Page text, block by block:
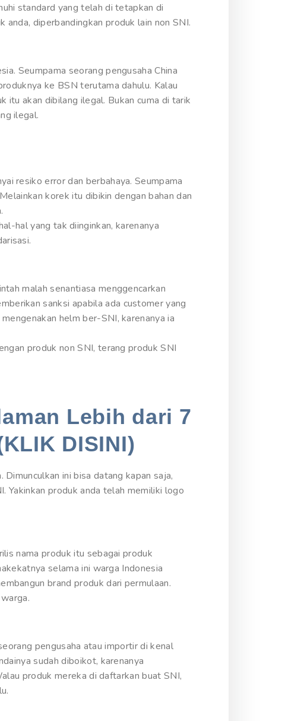
standard yang telah di tetapkan di
anda, diperbandingkan produk lain non SNI.
Seumpama seorang pengusaha China
ke BSN terutama dahulu. Kalau
itu akan dibilang ilegal. Bukan cuma di tarik
ilegal.
resiko error dan berbahaya. Seumpama
korek itu dibikin dengan bahan dan
hal yang tak diinginkan, karenanya
malah senantiasa menggencarkan
sanksi apabila ada customer yang
helm ber-SNI, karenanya ia
produk non SNI, terang produk SNI
Lebih dari 7
DISINI)
ini bisa datang kapan saja,
Yakinkan produk anda telah memiliki logo
nama produk itu sebagai produk
selama ini warga Indonesia
brand produk dari permulaan.
pengusaha atau importir di kenal
sudah diboikot, karenanya
produk mereka di daftarkan buat SNI,